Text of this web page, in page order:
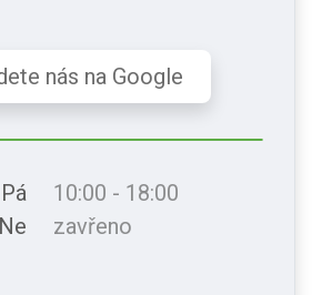
nás na Google
10:00 - 18:00
zavřeno